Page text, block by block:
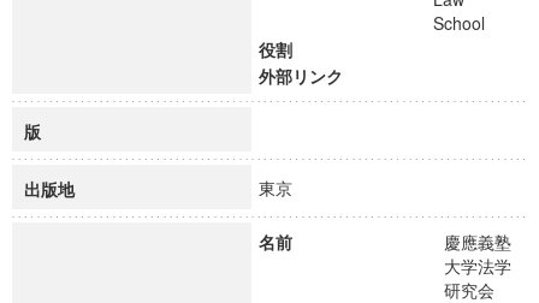
School
役割
外部リンク
版
出版地 東京
名前
慶應義塾
大学法学
研究会